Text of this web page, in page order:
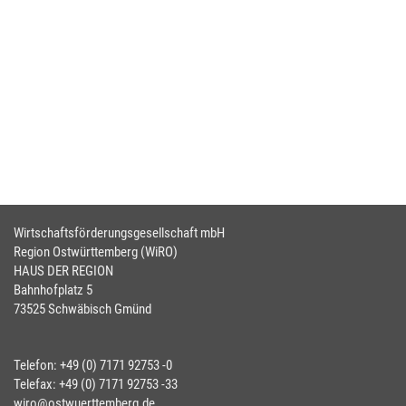
Wirtschaftsförderungsgesellschaft mbH
Region Ostwürttemberg (WiRO)
HAUS DER REGION
Bahnhofplatz 5
73525 Schwäbisch Gmünd
Telefon: +49 (0) 7171 92753 -0
Telefax: +49 (0) 7171 92753 -33